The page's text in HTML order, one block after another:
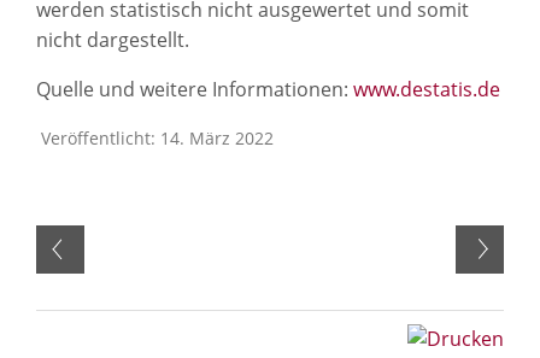
werden statistisch nicht ausgewertet und somit
nicht dargestellt.
Quelle und weitere Informationen: www.destatis.de
Veröffentlicht: 14. März 2022